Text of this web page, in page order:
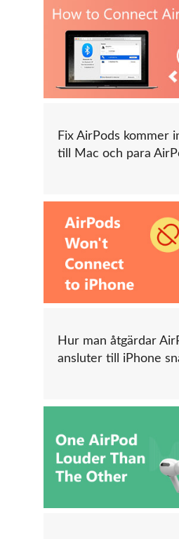
Fix AirPods kommer
till Mac och para
Hur man åtgärdar
ansluter till iPhone